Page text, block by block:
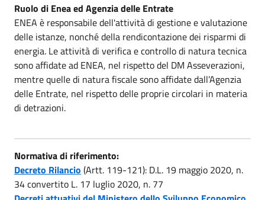
Ruolo di Enea ed Agenzia delle Entrate
ENEA è responsabile dell'attività di gestione e valutazione
delle istanze, nonché della rendicontazione dei risparmi di
energia. Le attività di verifica e controllo di natura tecnica
sono affidate ad ENEA, nel rispetto del DM Asseverazioni,
mentre quelle di natura fiscale sono affidate dall’Agenzia
delle Entrate, nel rispetto delle proprie circolari in materia
di detrazioni.
Normativa di riferimento:
Decreto Rilancio (Artt. 119-121): D.L. 19 maggio 2020, n.
34 convertito L. 17 luglio 2020, n. 77